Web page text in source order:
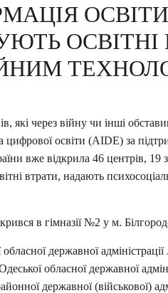
ОСВІТНІ
які через війну чи інші
цифрової освіти (AIDE) за
вже відкрила 46 центрів, 19
втрати, надають
в гімназії №2 у м.
державної
обласної державної
державної (військової)